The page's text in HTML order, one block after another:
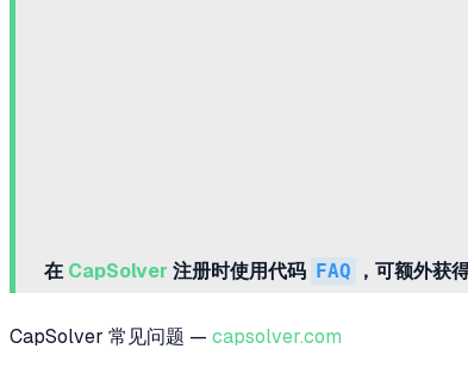
在 CapSolver 注册时使用代码 FAQ ，可额外获
CapSolver 常见问题 — capsolver.com